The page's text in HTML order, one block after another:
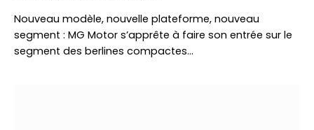
Nouveau modèle, nouvelle plateforme, nouveau
segment : MG Motor s’apprête à faire son entrée sur le
segment des berlines compactes…